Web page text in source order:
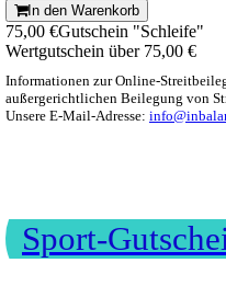
In den Warenkorb
75,00 €Gutschein "Schleife"
Wertgutschein über 75,00 €
Informationen zur Online-
außergerichtlichen Beilegung von
Unsere E-Mail-Adresse:
Sport-